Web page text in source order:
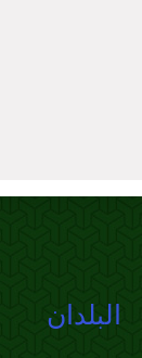
البلدان